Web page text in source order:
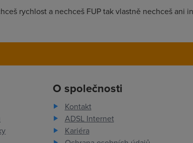
rychlost a nechceš FUP tak vlastně nechceš ani
O společnosti
Kontakt
ADSL Internet
Kariéra